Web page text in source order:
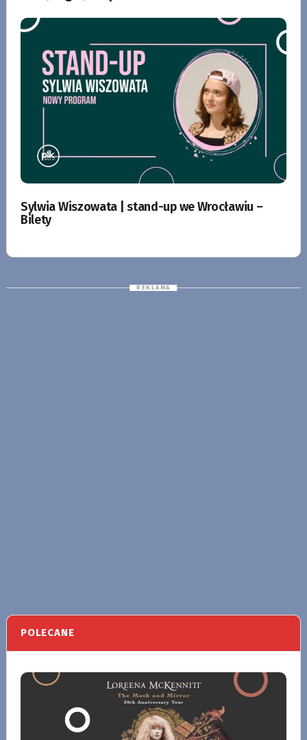
Sylwia Wiszowata | stand-up we Wrocławiu –
Bilety
POLECANE